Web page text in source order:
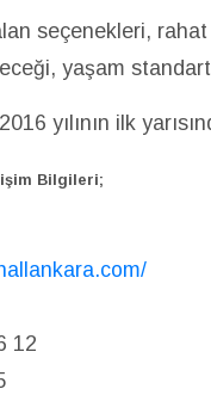
seçenekleri,
yaşam
yılının ilk
Bilgileri;
12